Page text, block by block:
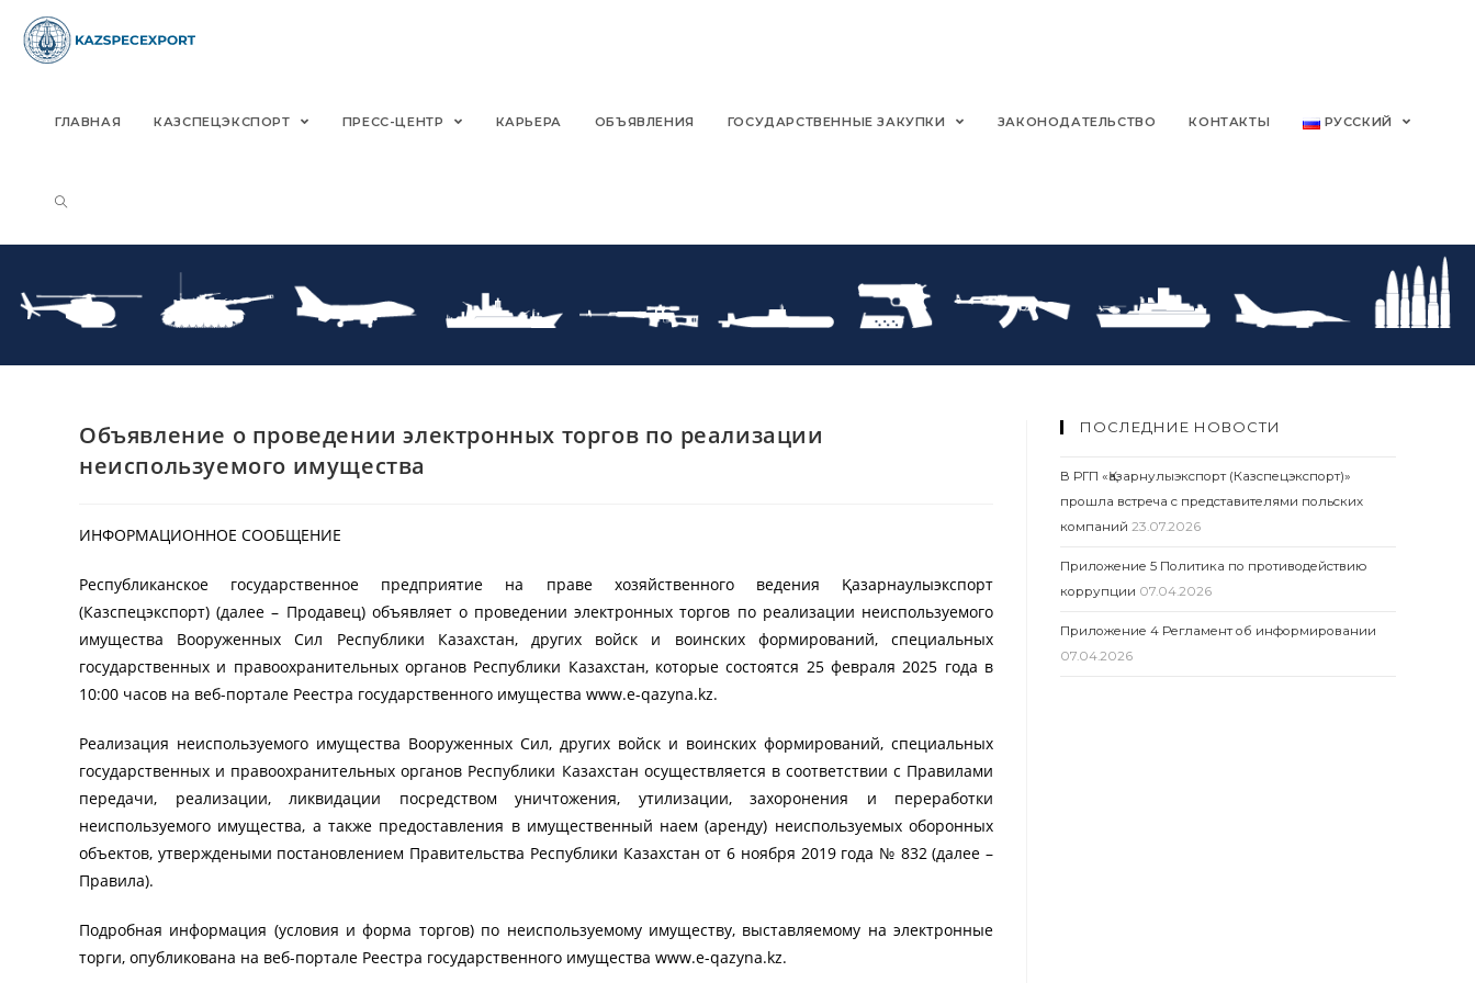
content
ГЛАВНАЯ КАЗСПЕЦЭКСПОРТ ПРЕСС-ЦЕНТР КАРЬЕРА ОБЪЯВЛЕНИЯ ГОСУДАРСТВЕННЫЕ ЗАКУПКИ ЗАКОНОДАТЕЛЬСТВО КОНТАКТЫ РУССКИЙ
Объявление о проведении электронных торгов по реализации
неиспользуемого имущества
ИНФОРМАЦИОННОЕ СООБЩЕНИЕ
Республиканское государственное предприятие на праве хозяйственного ведения Қазарнаулыэкспорт
(Казспецэкспорт) (далее – Продавец) объявляет о проведении электронных торгов по реализации неиспользуемого
имущества Вооруженных Сил Республики Казахстан, других войск и воинских формирований, специальных
государственных и правоохранительных органов Республики Казахстан, которые состоятся 25 февраля 2025 года в
10:00 часов на веб-портале Реестра государственного имущества www.e-qazyna.kz.
Реализация неиспользуемого имущества Вооруженных Сил, других войск и воинских формирований, специальных
государственных и правоохранительных органов Республики Казахстан осуществляется в соответствии с Правилами
передачи, реализации, ликвидации посредством уничтожения, утилизации, захоронения и переработки
неиспользуемого имущества, а также предоставления в имущественный наем (аренду) неиспользуемых оборонных
объектов, утверждеными постановлением Правительства Республики Казахстан от 6 ноября 2019 года № 832 (далее –
Правила).
Подробная информация (условия и форма торгов) по неиспользуемому имуществу, выставляемому на электронные
торги, опубликована на веб-портале Реестра государственного имущества www.e-qazyna.kz.
ПОСЛЕДНИЕ НОВОСТИ
В РГП «Қазарнулыэкспорт (Казспецэкспорт)»
прошла встреча с представителями польских
компаний 23.07.2026
Приложение 5 Политика по противодействию
коррупции 07.04.2026
Приложение 4 Регламент об информировании
07.04.2026